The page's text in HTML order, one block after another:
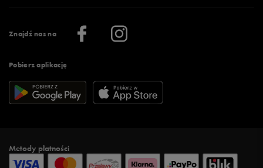
Znajdź nas na
Pobierz aplikację
Regulamin aplikacji 50 style
Więcej regulaminów >
Praca
Informacje o firmie
Metody płatności